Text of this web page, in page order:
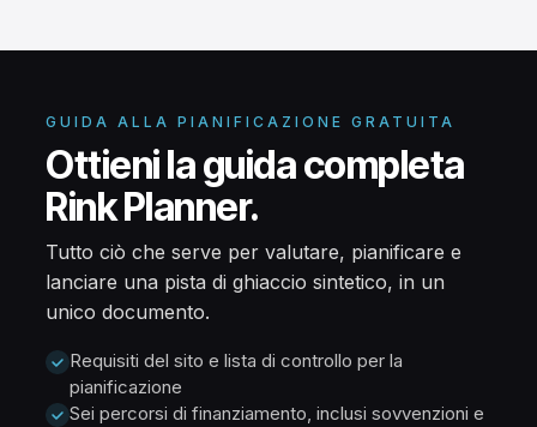
GUIDA ALLA PIANIFICAZIONE GRATUITA
Ottieni la guida completa
Rink Planner.
Tutto ciò che serve per valutare, pianificare e
lanciare una pista di ghiaccio sintetico, in un
unico documento.
Requisiti del sito e lista di controllo per la
pianificazione
Sei percorsi di finanziamento, inclusi sovvenzioni e